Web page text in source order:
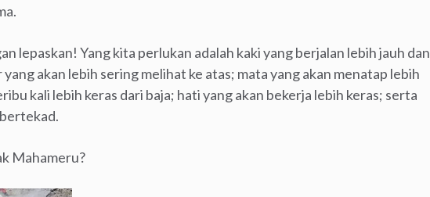
lepaskan! Yang kita perlukan adalah kaki yang berjalan lebih jauh dan
akan lebih sering melihat ke atas; mata yang akan menatap lebih
kali lebih keras dari baja; hati yang akan bekerja lebih keras; serta
Mahameru?